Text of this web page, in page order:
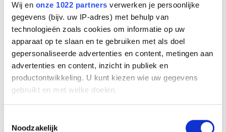
Wij en onze 1022 partners verwerken je persoonlijke
gegevens (bijv. uw IP-adres) met behulp van
technologieën zoals cookies om informatie op uw
apparaat op te slaan en te gebruiken met als doel
gepersonaliseerde advertenties en content, metingen aan
advertenties en content, inzicht in publiek en
productontwikkeling. U kunt kiezen wie uw gegevens
gebruikt en met welke doelen.
Informatie verzamelen over uw geografische
Noodzakelijk
Christus in het graf. Linkerluik : Eva's eerste onrust na de zondeval.
Midden : Christus in het graf. Rechterluik : De Engel des Kwaads
Antoine Wiertz